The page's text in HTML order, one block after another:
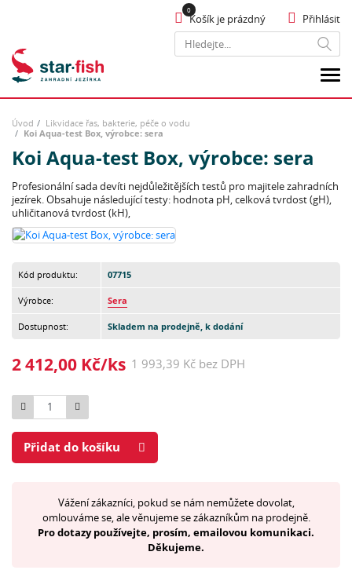
Hledat
Přihlásit
Košík je prázdný
Úvod
Likvidace řas, bakterie, péče o vodu
Koi Aqua-test Box, výrobce: sera
Koi Aqua-test Box, výrobce: sera
Profesionální sada devíti nejdůležitějších testů pro majitele zahradních
jezírek. Obsahuje následující testy: hodnota pH, celková tvrdost (gH),
uhličitanová tvrdost (kH),
Kód produktu: 07715
Výrobce: Sera
Dostupnost: Skladem na prodejně, k dodání
2 412,00 Kč/ks 1 993,39 Kč bez DPH
Počet
Přidat do košíku
Vážení zákazníci, pokud se nám nemůžete dovolat,
omlouváme se, ale věnujeme se zákazníkům na prodejně.
Pro dotazy používejte, prosím, emailovou komunikaci.
Děkujeme.